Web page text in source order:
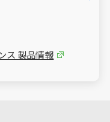
ス 製品情報